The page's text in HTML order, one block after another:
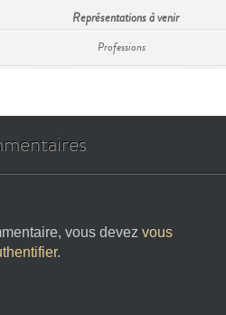
Représentations à venir
Professions
vous devez vous
.